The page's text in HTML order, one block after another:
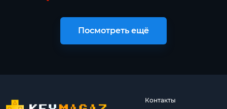
Посмотреть ещё
Контакты